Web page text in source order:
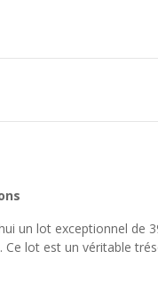
un lot exceptionnel de
lot est un véritable